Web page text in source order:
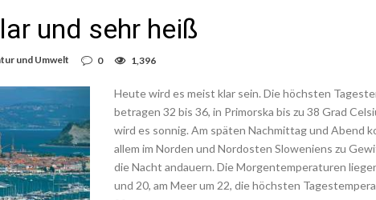
und sehr heiß
und Umwelt 0 1,396
Heute wird es meist klar sein. Die höchsten
betragen 32 bis 36, in Primorska bis zu 38 Grad
wird es sonnig. Am späten Nachmittag und Abend
allem im Norden und Nordosten Sloweniens zu
die Nacht andauern. Die Morgentemperaturen
und 20, am Meer um 22, die höchsten